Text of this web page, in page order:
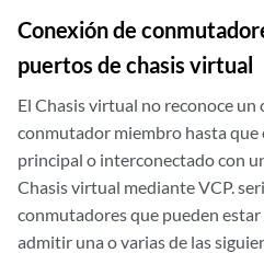
Conexión de
puertos de chasis virtual
El Chasis virtual no reconoce
conmutador miembro hasta
principal o interconectado con
Chasis virtual mediante VCP.
conmutadores que pueden
admitir una o varias de las